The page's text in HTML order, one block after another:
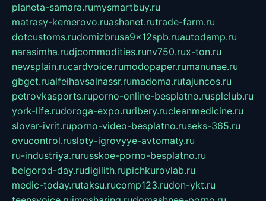
planeta-samara.rumysmartbuy.ru
matrasy-kemerovo.ruashanet.rutrade-farm.ru
dotcustoms.rudomizbrusa9x12spb.ruautodamp.ru
narasimha.rudjcommodities.runv750.rux-ton.ru
newsplain.rucardvoice.rumodopaper.rumanunae.ru
gbget.rualfeihavsalnassr.rumadoma.rutajuncos.ru
petrovkasports.ruporno-online-besplatno.rusplclub.ru
york-life.rudoroga-expo.ruribery.rucleanmedicine.ru
slovar-ivrit.ruporno-video-besplatno.ruseks-365.ru
ovucontrol.rusloty-igrovyye-avtomaty.ru
ru-industriya.rurusskoe-porno-besplatno.ru
belgorod-day.rudigilith.rupichkurovlab.ru
medic-today.rutaksu.rucomp123.rudon-ykt.ru